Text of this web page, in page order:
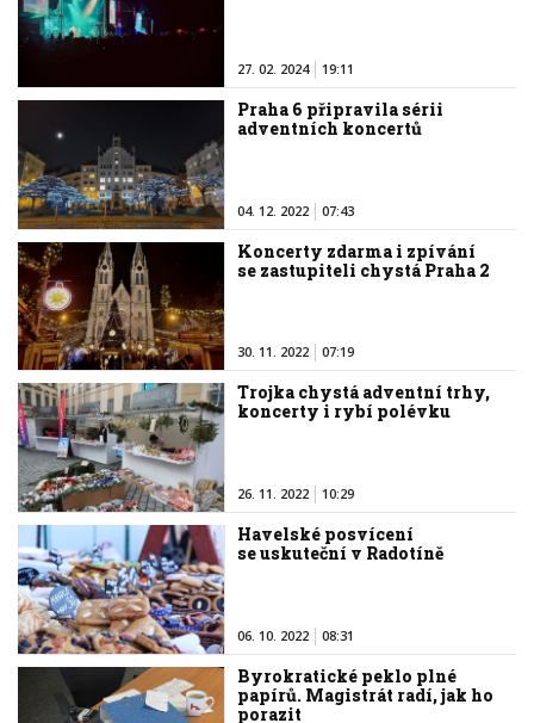
27. 02. 2024 19:11
Praha 6 připravila sérii
adventních koncertů
04. 12. 2022 07:43
Koncerty zdarma i zpívání
se zastupiteli chystá Praha 2
30. 11. 2022 07:19
Trojka chystá adventní trhy,
koncerty i rybí polévku
26. 11. 2022 10:29
Havelské posvícení
se uskuteční v Radotíně
06. 10. 2022 08:31
Byrokratické peklo plné
papírů. Magistrát radí, jak ho
porazit